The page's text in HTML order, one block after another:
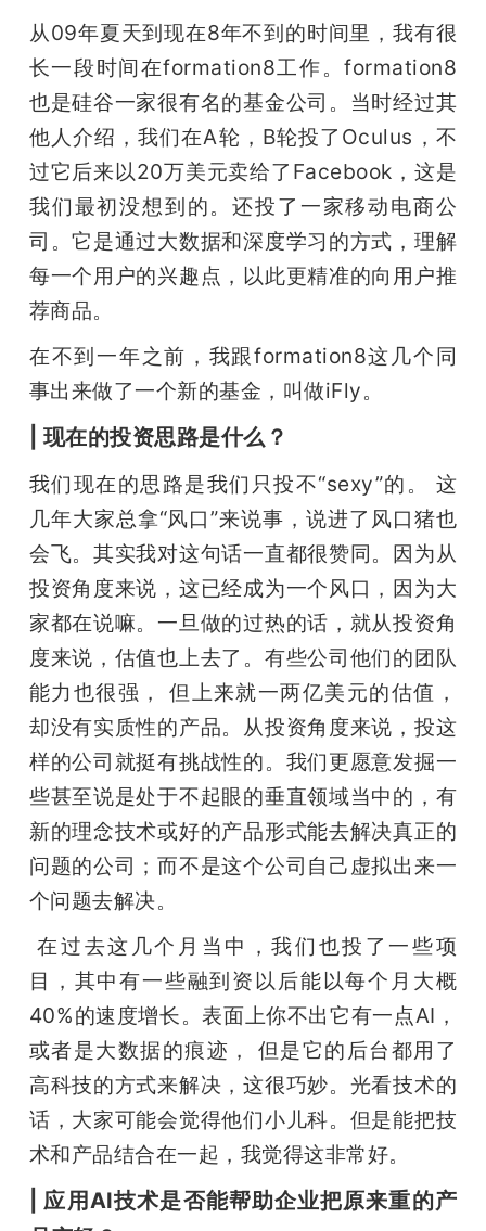
从09年夏天到现在8年不到的时间里，我有很
长一段时间在formation8工作。formation8
也是硅谷一家很有名的基金公司。当时经过其
他人介绍，我们在A轮，B轮投了Oculus，不
过它后来以20万美元卖给了Facebook，这是
我们最初没想到的。还投了一家移动电商公
司。它是通过大数据和深度学习的方式，理解
每一个用户的兴趣点，以此更精准的向用户推
荐商品。
在不到一年之前，我跟formation8这几个同
事出来做了一个新的基金，叫做iFly。
| 现在的投资思路是什么？
我们现在的思路是我们只投不“sexy”的。 这
几年大家总拿“风口”来说事，说进了风口猪也
会飞。其实我对这句话一直都很赞同。因为从
投资角度来说，这已经成为一个风口，因为大
家都在说嘛。一旦做的过热的话，就从投资角
度来说，估值也上去了。有些公司他们的团队
能力也很强， 但上来就一两亿美元的估值，
却没有实质性的产品。从投资角度来说，投这
样的公司就挺有挑战性的。我们更愿意发掘一
些甚至说是处于不起眼的垂直领域当中的，有
新的理念技术或好的产品形式能去解决真正的
问题的公司；而不是这个公司自己虚拟出来一
个问题去解决。
在过去这几个月当中，我们也投了一些项
目，其中有一些融到资以后能以每个月大概
40%的速度增长。表面上你不出它有一点AI，
或者是大数据的痕迹， 但是它的后台都用了
高科技的方式来解决，这很巧妙。光看技术的
话，大家可能会觉得他们小儿科。但是能把技
术和产品结合在一起，我觉得这非常好。
| 应用AI技术是否能帮助企业把原来重的产